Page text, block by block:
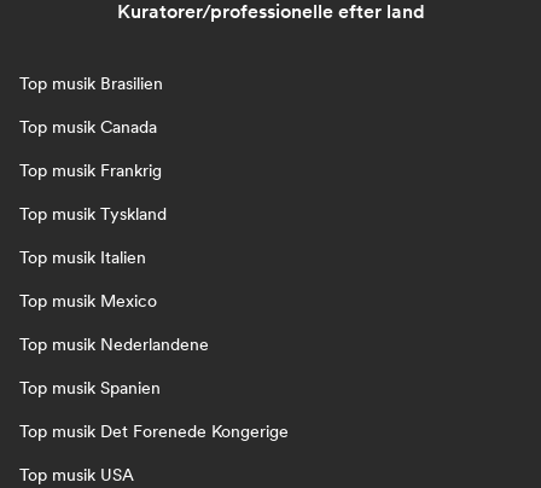
Kuratorer/professionelle efter land
Top musik Brasilien
Top musik Canada
Top musik Frankrig
Top musik Tyskland
Top musik Italien
Top musik Mexico
Top musik Nederlandene
Top musik Spanien
Top musik Det Forenede Kongerige
Top musik USA